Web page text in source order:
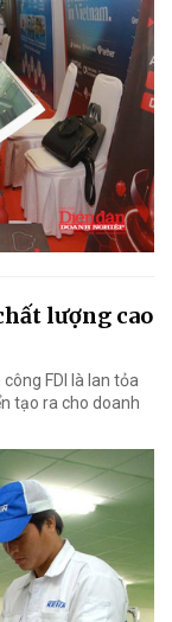
lượng cao
FDI là lan tỏa
tạo ra cho doanh